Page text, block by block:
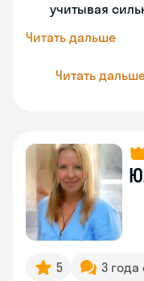
учитывая
Читать дальше
Читать
5 3 года